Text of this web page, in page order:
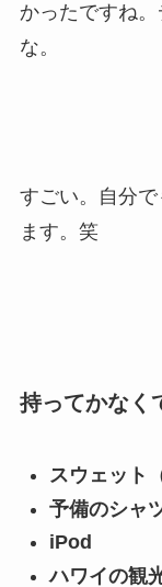
かったですね
な。
すごい。自分
ます。笑
持ってかなく
スウェット
予備のシャ
iPod
ハワイの観